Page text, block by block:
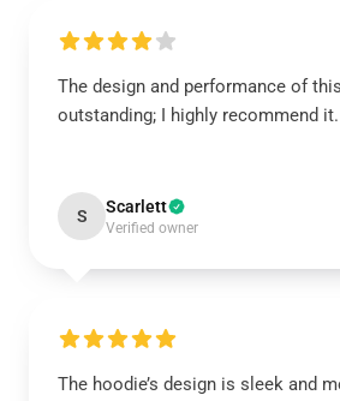
The design and performance of
outstanding; I highly recommend it.
S Scarlett
Verified owner
The hoodie’s design is sleek and